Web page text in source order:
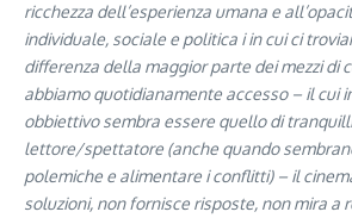
ricchezza dell’esperienza umana e
individuale, sociale e politica i in cui ci
differenza della maggior parte dei mezzi di
abbiamo quotidianamente accesso – il cui
obbiettivo sembra essere quello di
lettore/spettatore (anche quando
polemiche e alimentare i conflitti) – il
soluzioni, non fornisce risposte, non mira a